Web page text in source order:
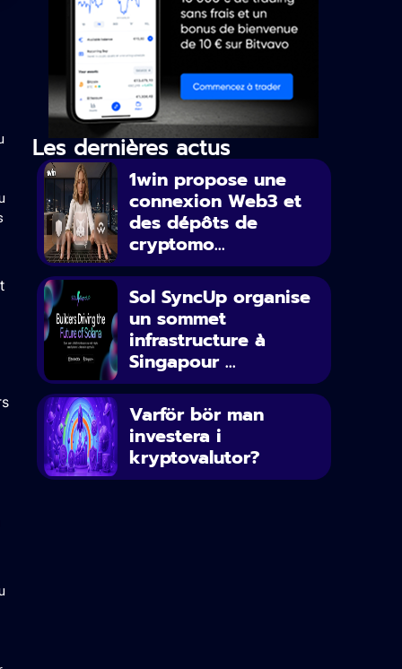
Les dernières actus
1win propose une
connexion Web3 et
des dépôts de
cryptomo...
Sol SyncUp organise
un sommet
infrastructure à
Singapour ...
Varför bör man
investera i
kryptovalutor?